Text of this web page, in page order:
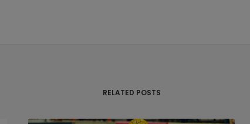
RELATED POSTS